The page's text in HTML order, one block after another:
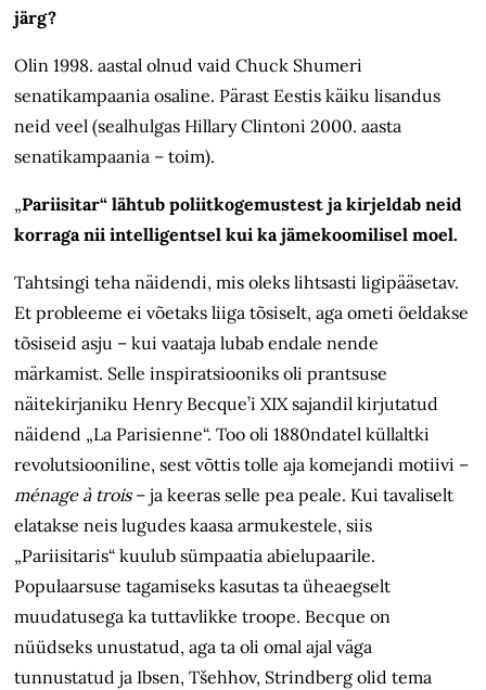
järg?
Olin 1998. aastal olnud vaid Chuck Shumeri
senatikampaania osaline. Pärast Eestis käiku lisandus
neid veel (sealhulgas Hillary Clintoni 2000. aasta
senatikampaania – toim).
„Pariisitar“ lähtub poliitkogemustest ja kirjeldab neid
korraga nii intelligentsel kui ka jämekoomilisel moel.
Tahtsingi teha näidendi, mis oleks lihtsasti ligipääsetav.
Et probleeme ei võetaks liiga tõsiselt, aga ometi öeldakse
tõsiseid asju – kui vaataja lubab endale nende
märkamist. Selle inspiratsiooniks oli prantsuse
näitekirjaniku Henry Becque’i XIX sajandil kirjutatud
näidend „La Parisienne“. Too oli 1880ndatel küllaltki
revolutsiooniline, sest võttis tolle aja komejandi motiivi –
ménage à trois – ja keeras selle pea peale. Kui tavaliselt
elatakse neis lugudes kaasa armukestele, siis
„Pariisitaris“ kuulub sümpaatia abielupaarile.
Populaarsuse tagamiseks kasutas ta üheaegselt
muudatusega ka tuttavlikke troope. Becque on
nüüdseks unustatud, aga ta oli omal ajal väga
tunnustatud ja Ibsen, Tšehhov, Strindberg olid tema